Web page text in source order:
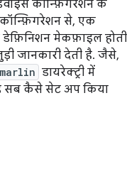
कॉन्फ़िगरेशन के
कॉन्फ़िगरेशन से, एक
डेफ़िनिशन मेकफ़ाइल होती
जानकारी देती है. जैसे,
डायरेक्ट्री में
सब कैसे सेट अप किया